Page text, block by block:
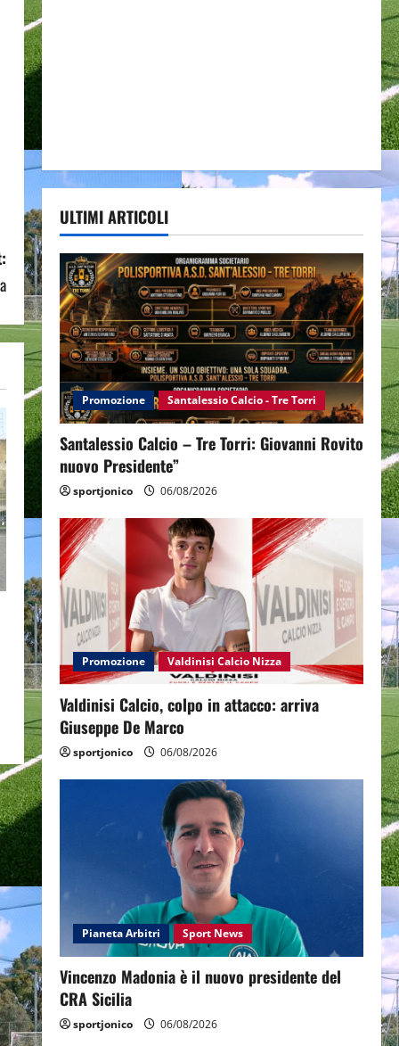
ULTIMI ARTICOLI
Promozione Santalessio Calcio - Tre Torri
Santalessio Calcio – Tre Torri: Giovanni Rovito
nuovo Presidente”
sportjonico 06/08/2026
Promozione Valdinisi Calcio Nizza
Valdinisi Calcio, colpo in attacco: arriva
Giuseppe De Marco
sportjonico 06/08/2026
Pianeta Arbitri Sport News
Vincenzo Madonia è il nuovo presidente del
CRA Sicilia
sportjonico 06/08/2026